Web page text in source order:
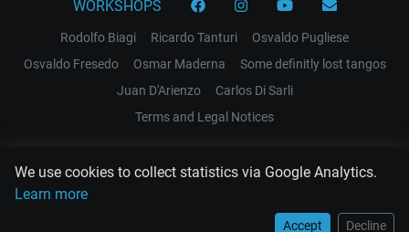
We use cookies to collect statistics via Google Analytics.
Learn more
Accept Decline
WORKSHOPS
Rodolfo Biagi Ricardo Tanturi
Osvaldo Pugliese
Osvaldo Fresedo
Osmar Maderna
Some definitly lost tangos
Juan D'Arienzo
Carlos Di Sarli
Terms and Legal Notices
EL RECODO TANGO